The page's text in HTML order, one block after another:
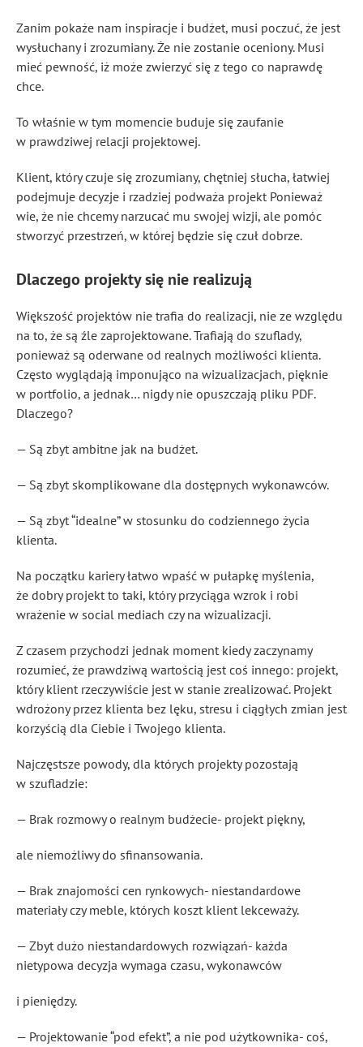
Zanim pokaże nam inspiracje i budżet, musi poczuć, że jest
wysłuchany i zrozumiany. Że nie zostanie oceniony. Musi
mieć pewność, iż może zwierzyć się z tego co naprawdę
chce.
To właśnie w tym momencie buduje się zaufanie
w prawdziwej relacji projektowej.
Klient, który czuje się zrozumiany, chętniej słucha, łatwiej
podejmuje decyzje i rzadziej podważa projekt Ponieważ
wie, że nie chcemy narzucać mu swojej wizji, ale pomóc
stworzyć przestrzeń, w której będzie się czuł dobrze.
Dlaczego projekty się nie realizują
Większość projektów nie trafia do realizacji, nie ze względu
na to, że są źle zaprojektowane. Trafiają do szuflady,
ponieważ są oderwane od realnych możliwości klienta.
Często wyglądają imponująco na wizualizacjach, pięknie
w portfolio, a jednak… nigdy nie opuszczają pliku PDF.
Dlaczego?
— Są zbyt ambitne jak na budżet.
— Są zbyt skomplikowane dla dostępnych wykonawców.
— Są zbyt “idealne” w stosunku do codziennego życia
klienta.
Na początku kariery łatwo wpaść w pułapkę myślenia,
że dobry projekt to taki, który przyciąga wzrok i robi
wrażenie w social mediach czy na wizualizacji.
Z czasem przychodzi jednak moment kiedy zaczynamy
rozumieć, że prawdziwą wartością jest coś innego: projekt,
który klient rzeczywiście jest w stanie zrealizować. Projekt
wdrożony przez klienta bez lęku, stresu i ciągłych zmian jest
korzyścią dla Ciebie i Twojego klienta.
Najczęstsze powody, dla których projekty pozostają
w szufladzie:
— Brak rozmowy o realnym budżecie- projekt piękny,
ale niemożliwy do sfinansowania.
— Brak znajomości cen rynkowych- niestandardowe
materiały czy meble, których koszt klient lekceważy.
— Zbyt dużo niestandardowych rozwiązań- każda
nietypowa decyzja wymaga czasu, wykonawców
i pieniędzy.
— Projektowanie “pod efekt”, a nie pod użytkownika- coś,